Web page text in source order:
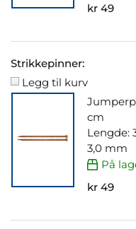
kr 49
Strikkepinner:
Legg til kurv
cm
Lengde:
3,0 mm
På
kr 49